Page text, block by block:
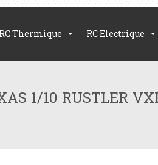
RC Thermique RC Electrique
1/10 RUSTLER